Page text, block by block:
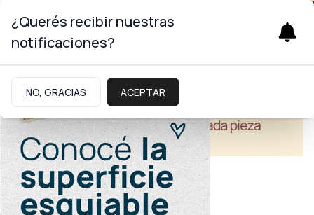
¿Querés recibir nuestras
notificaciones?
NO, GRACIAS ACEPTAR